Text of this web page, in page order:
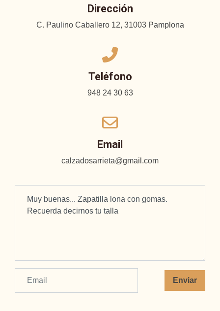
Dirección
C. Paulino Caballero 12, 31003 Pamplona
Teléfono
948 24 30 63
Email
calzadosarrieta@gmail.com
Enviar